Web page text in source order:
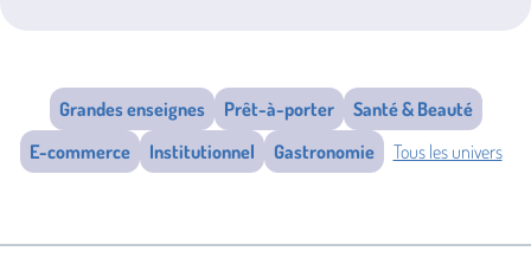
Listing Cas Client - Univers
Tous les univers
Grandes enseignes Prêt-à-porter
Santé & Beauté
E-commerce
Institutionnel Gastronomie